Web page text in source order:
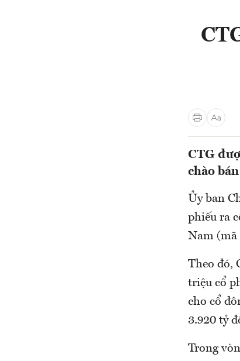
CTG
chào
Ủy ban
phiếu ra
Nam (mã
Theo đó,
triệu cổ
cho cổ
3.920 tỷ
Trong